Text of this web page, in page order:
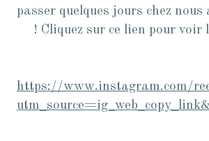
passer quelques jours chez
! Cliquez sur ce lien pour voir
https://www.instagram.com/